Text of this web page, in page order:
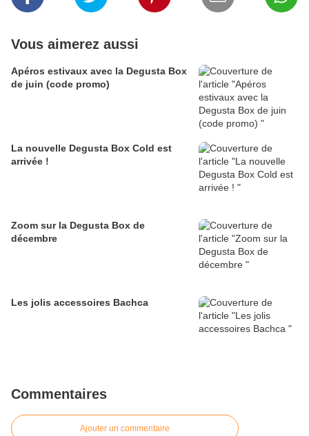
Vous aimerez aussi
Apéros estivaux avec la Degusta Box
de juin (code promo)
La nouvelle Degusta Box Cold est
arrivée !
Zoom sur la Degusta Box de
décembre
Les jolis accessoires Bachca
Commentaires
Ajouter un commentaire